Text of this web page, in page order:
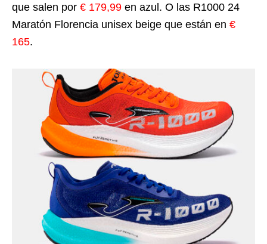
que salen por € 179,99 en azul. O las R1000 24
Maratón Florencia unisex beige que están en €
165.